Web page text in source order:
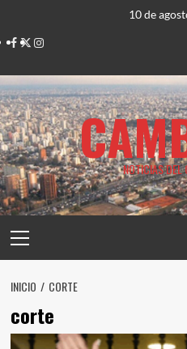
contenido
10 de
Facebook
TwitterInstagram
NOTICIAS DEL
principal
INICIO CORTE
corte